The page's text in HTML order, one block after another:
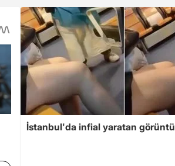
İstanbul'da infial yaratan görüntü